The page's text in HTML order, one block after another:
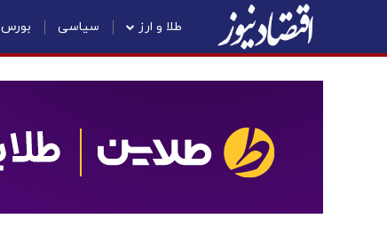
طلا و ارز سیاسی بورس